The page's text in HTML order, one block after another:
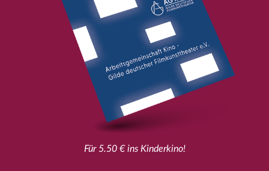
Für 5.50 € ins Kinderkino!